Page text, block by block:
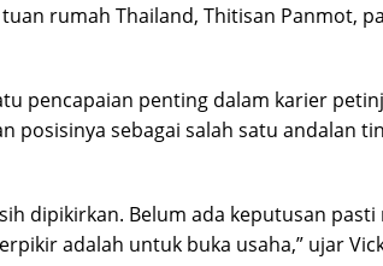
rumah Thailand, Thitisan Panmot,
pencapaian penting dalam karier
posisinya sebagai salah satu andalan
dipikirkan. Belum ada keputusan pasti
adalah untuk buka usaha,” ujar